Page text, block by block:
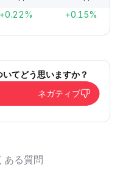
+0.22% +0.15%
てどう思いますか？
ネガティブ
ある質問